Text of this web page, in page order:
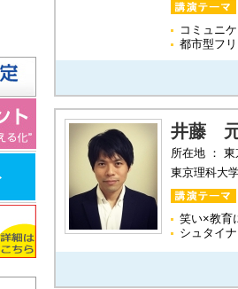
コミュニ
都市型フ
井藤
所在地 ：
東京理科大
笑い×教育
シュタイ